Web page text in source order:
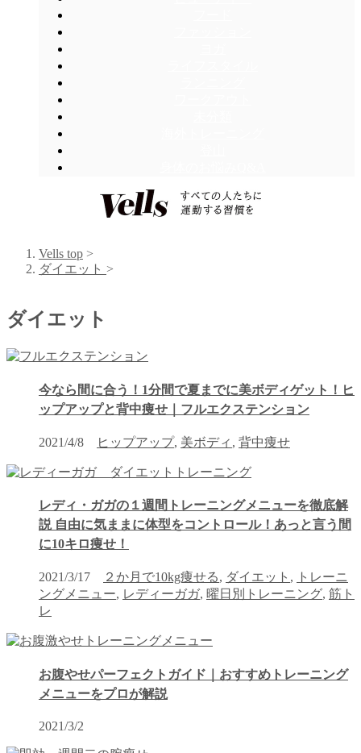
Vells top >
ダイエット >
ダイエット
今なら間に合う！1分間で夏までに美ボディゲット！ヒ
ップアップと背中痩せ｜フルエクステンション
2021/4/8 ヒップアップ, 美ボディ , 背中痩せ
レディ・ガガの１週間トレーニングメニューを徹底解
説 自由に気ままに体型をコントロール！あっと言う間
に10キロ痩せ！
2021/3/17 ２か月で10kg痩せる, ダイエット ,
トレーニ
ングメニュー, レディーガガ, 曜日別トレーニング, 筋ト
レ
お腹やせパーフェクトガイド｜おすすめトレーニング
メニューをプロが解説
2021/3/2